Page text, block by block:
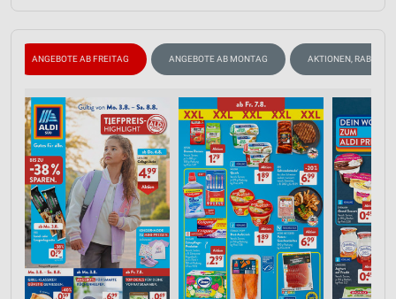
ANGEBOTE AB FREITAG ANGEBOTE AB MONTAG AKTIONEN, RABATTE